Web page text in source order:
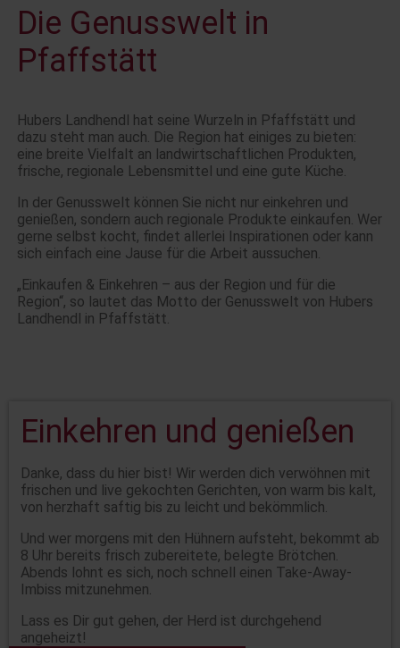
Die Genusswelt in
Pfaffstätt
Hubers Landhendl hat seine Wurzeln in Pfaffstätt und
dazu steht man auch. Die Region hat einiges zu bieten:
eine breite Vielfalt an landwirtschaftlichen Produkten,
frische, regionale Lebensmittel und eine gute Küche.
In der Genusswelt können Sie nicht nur einkehren und
genießen, sondern auch regionale Produkte einkaufen. Wer
gerne selbst kocht, findet allerlei Inspirationen oder kann
sich einfach eine Jause für die Arbeit aussuchen.
„Einkaufen & Einkehren – aus der Region und für die
Region“, so lautet das Motto der Genusswelt von Hubers
Landhendl in Pfaffstätt.
Einkehren und genießen
Danke, dass du hier bist! Wir werden dich verwöhnen mit
frischen und live gekochten Gerichten, von warm bis kalt,
von herzhaft saftig bis zu leicht und bekömmlich.
Und wer morgens mit den Hühnern aufsteht, bekommt ab
8 Uhr bereits frisch zubereitete, belegte Brötchen.
Abends lohnt es sich, noch schnell einen Take-Away-
Imbiss mitzunehmen.
Lass es Dir gut gehen, der Herd ist durchgehend
angeheizt!